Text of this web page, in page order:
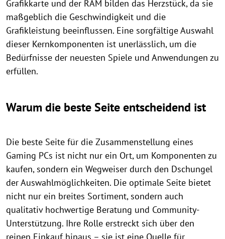
Grafikkarte und der RAM bilden das Herzstück, da sie
maßgeblich die Geschwindigkeit und die
Grafikleistung beeinflussen. Eine sorgfältige Auswahl
dieser Kernkomponenten ist unerlässlich, um die
Bedürfnisse der neuesten Spiele und Anwendungen zu
erfüllen.
Warum die beste Seite entscheidend ist
Die beste Seite für die Zusammenstellung eines
Gaming PCs ist nicht nur ein Ort, um Komponenten zu
kaufen, sondern ein Wegweiser durch den Dschungel
der Auswahlmöglichkeiten. Die optimale Seite bietet
nicht nur ein breites Sortiment, sondern auch
qualitativ hochwertige Beratung und Community-
Unterstützung. Ihre Rolle erstreckt sich über den